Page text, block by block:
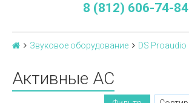
8 (812) 606-74-84
Звуковое оборудование DS Proaudio
Активные АС